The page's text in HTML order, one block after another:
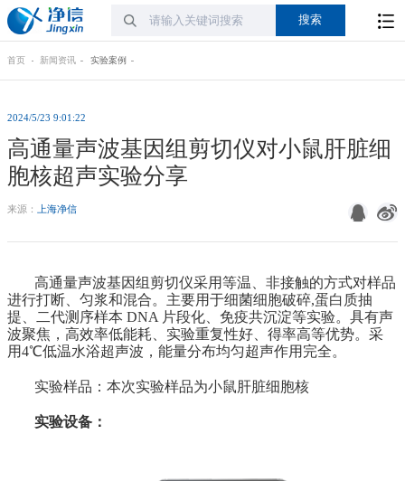
首页 新闻资讯 实验案例
2024/5/23 9:01:22
高通量声波基因组剪切仪对小鼠肝脏细
胞核超声实验分享
来源： 上海净信
高通量声波基因组剪切仪采用等温、非接触的方式对样品
进行打断、匀浆和混合。主要用于细菌细胞破碎,蛋白质抽
提、二代测序样本 DNA 片段化、免疫共沉淀等实验。具有声
波聚焦，高效率低能耗、实验重复性好、得率高等优势。采
用4℃低温水浴超声波，能量分布均匀超声作用完全。
实验样品：本次实验样品为小鼠肝脏细胞核
实验设备：